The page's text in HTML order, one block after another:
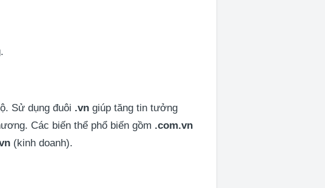
Sử dụng đuôi .vn giúp tăng tin tưởng
Các biến thể phổ biến gồm .com.vn
(kinh doanh).